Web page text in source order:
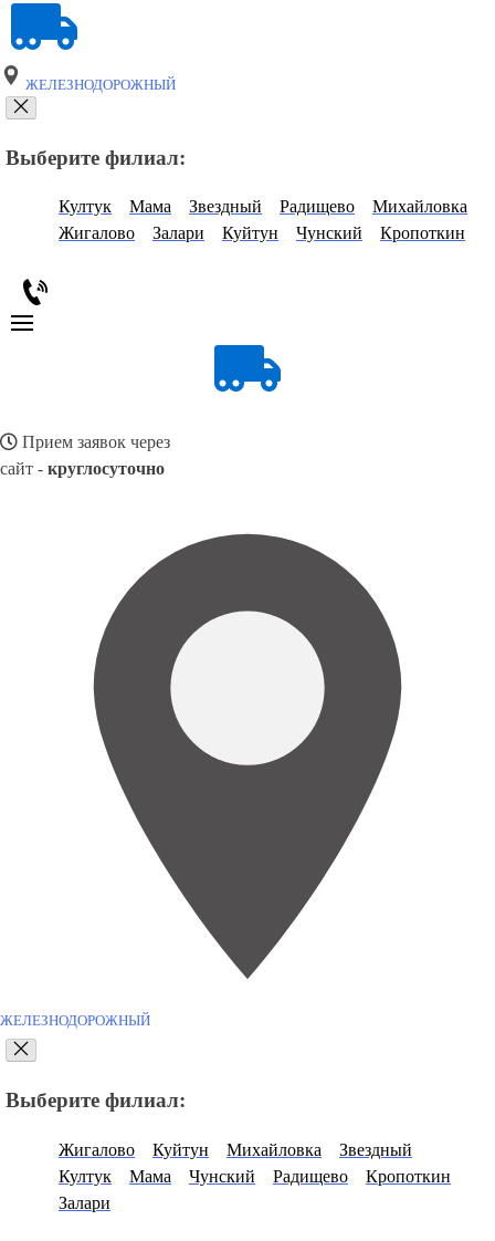
ЖЕЛЕЗНОДОРОЖНЫЙ
Выберите филиал:
Култук Мама Звездный Радищево
Михайловка
Жигалово
Залари Куйтун Чунский Кропоткин
Прием заявок через
сайт - круглосуточно
ЖЕЛЕЗНОДОРОЖНЫЙ
Выберите филиал:
Жигалово Куйтун Михайловка
Звездный
Култук
Мама Чунский Радищево
Кропоткин
Залари